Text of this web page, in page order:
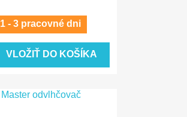
1 - 3 pracovné dni
VLOŽIŤ DO KOŠÍKA